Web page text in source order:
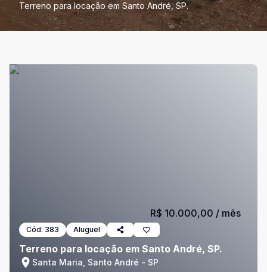
Terreno para locação em Santo André, SP.
Cód: 383 Aluguel
Terreno para locação em Santo André, SP.
Santa Maria, Santo André - SP
R$ 10.000,00 / mês